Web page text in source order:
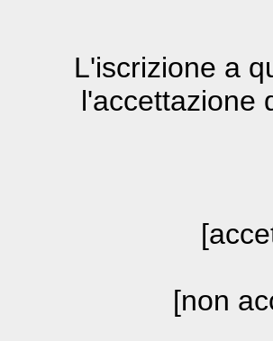
L'iscrizione a
l'accettazione
[non